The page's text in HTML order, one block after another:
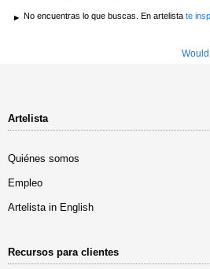
No encuentras lo que buscas. En artelista te
Artelista
Quiénes somos
Empleo
Artelista in English
Recursos para clientes